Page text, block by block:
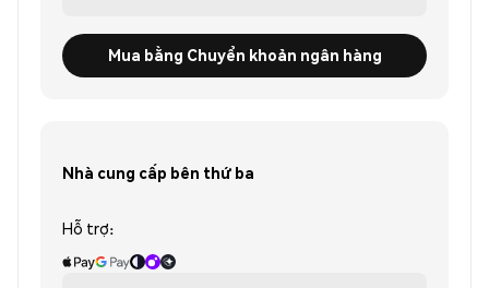
Mua bằng Chuyển khoản ngân hàng
Nhà cung cấp bên thứ ba
Hỗ trợ: